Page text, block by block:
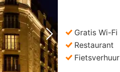
Volgende foto
Gratis Wi-Fi
Restaurant
Fietsverhuur